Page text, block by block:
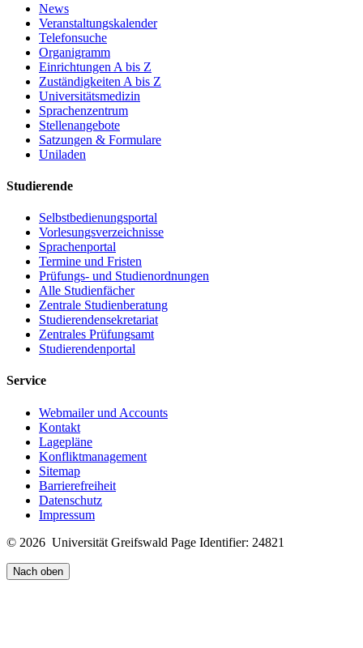
News
Veranstaltungskalender
Telefonsuche
Organigramm
Einrichtungen A bis Z
Zuständigkeiten A bis Z
Universitätsmedizin
Sprachenzentrum
Stellenangebote
Satzungen & Formulare
Uniladen
Studierende
Selbstbedienungsportal
Vorlesungsverzeichnisse
Sprachenportal
Termine und Fristen
Prüfungs- und Studienordnungen
Alle Studienfächer
Zentrale Studienberatung
Studierendensekretariat
Zentrales Prüfungsamt
Studierendenportal
Service
Webmailer und Accounts
Kontakt
Lagepläne
Konfliktmanagement
Sitemap
Barrierefreiheit
Datenschutz
Impressum
© 2026 Universität Greifswald Page Identifier: 24821
Nach oben